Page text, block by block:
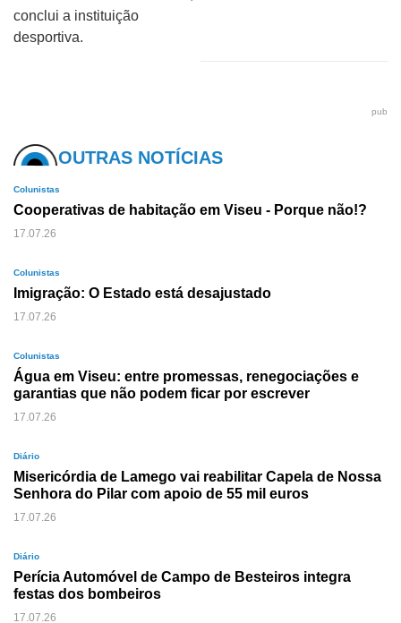
conclui a instituição
desportiva.
pub
OUTRAS NOTÍCIAS
Colunistas
Cooperativas de habitação em Viseu - Porque não!?
17.07.26
Colunistas
Imigração: O Estado está desajustado
17.07.26
Colunistas
Água em Viseu: entre promessas, renegociações e
garantias que não podem ficar por escrever
17.07.26
Diário
Misericórdia de Lamego vai reabilitar Capela de Nossa
Senhora do Pilar com apoio de 55 mil euros
17.07.26
Diário
Perícia Automóvel de Campo de Besteiros integra
festas dos bombeiros
17.07.26